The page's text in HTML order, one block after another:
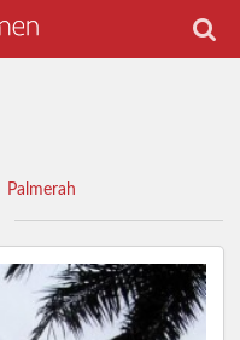
Palmerah